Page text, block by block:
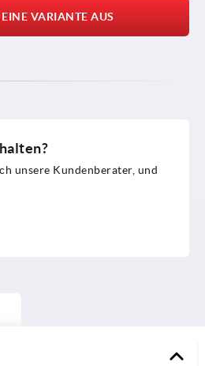
VARIANTE AUS
unsere Kundenberater, und